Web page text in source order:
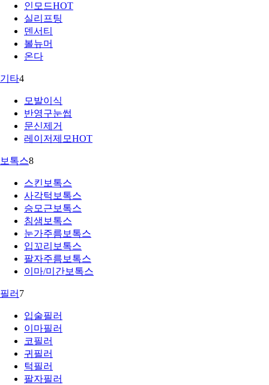
인모드HOT
실리프팅
덴서티
볼뉴머
온다
기타4
모발이식
반영구눈썹
문신제거
레이저제모HOT
보톡스8
스킨보톡스
사각턱보톡스
승모근보톡스
침샘보톡스
눈가주름보톡스
입꼬리보톡스
팔자주름보톡스
이마/미간보톡스
필러 7
입술필러
이마필러
코필러
귀필러
턱필러
팔자필러